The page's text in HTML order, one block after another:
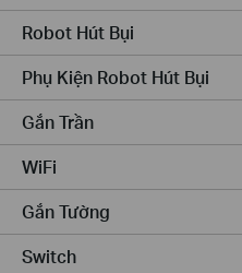
Robot Hút Bụi
Phụ Kiện Robot Hút Bụi
Gắn Trần
WiFi
Gắn Tường
Switch